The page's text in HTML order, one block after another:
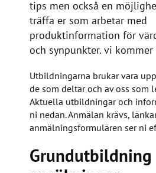
tips men också en
träffa er som arbetar med
produktinformation för
och synpunkter. vi
Utbildningarna brukar vara
de som deltar och av oss som
Aktuella utbildningar och
ni nedan. Anmälan krävs,
anmälningsformulären ser ni
Grundutbildning